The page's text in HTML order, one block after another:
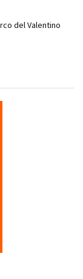
del Valentino